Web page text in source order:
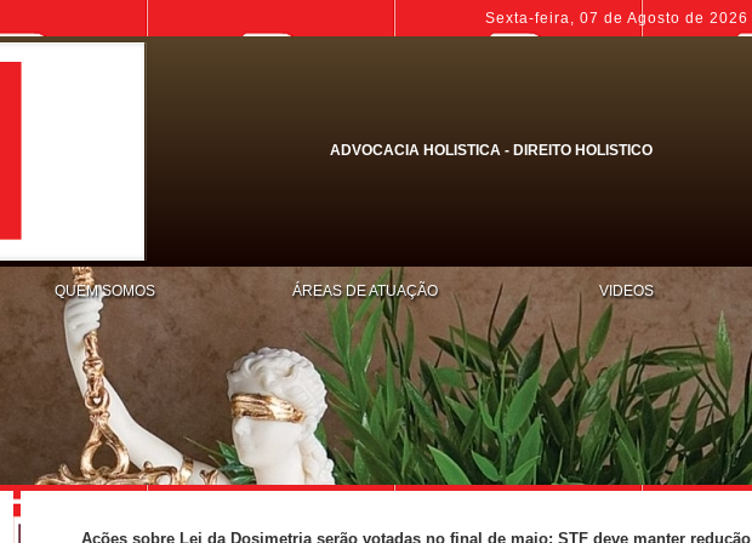
Sexta-feira, 07 de Agosto de 2026
ADVOCACIA HOLISTICA - DIREITO HOLISTICO
QUEM SOMOS ÁREAS DE ATUAÇÃO VIDEOS
Ações sobre Lei da Dosimetria serão votadas no final de maio; STF deve manter redução